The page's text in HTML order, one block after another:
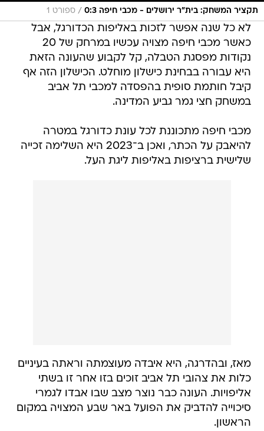
תקציר המשחק: בית"ר ירושלים - מכבי חיפה 0:3 / ספורט 1
לא כל שנה אפשר לזכות באליפות הכדורגל, אבל
כאשר מכבי חיפה מצויה עכשיו במרחק של 20
נקודות מפסגת הטבלה, קל לקבוע שהעונה הזאת
היא עבורה בבחינת כישלון מוחלט. הכישלון הזה אף
קיבל חותמת סופית בהפסדה למכבי תל אביב
במשחק חצי גמר גביע המדינה.
מכבי חיפה מתכוננת לכל עונת כדורגל במטרה
להיאבק על הכתר, ואכן ב־2023 היא השלימה זכייה
שלישית ברציפות באליפות ליגת העל.
מאז, ובהדרגה, היא איבדה מעוצמתה וראתה בעיניים
כלות את צהובי תל אביב זוכים בזו אחר זו בשתי
אליפויות. העונה כבר נוצר מצב שבו אבדו לגמרי
סיכוייה להדביק את הפועל באר שבע המצויה במקום
הראשון.